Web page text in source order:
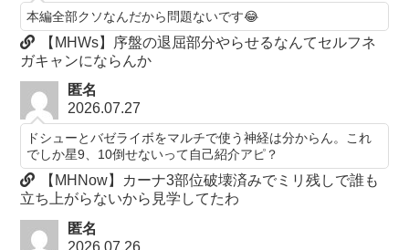
本編全部クソなんだから問題ないです😂
【MHWs】序盤の退屈部分やらせるなんてセルフネ
ガキャンにならんか
匿名
2026.07.27
ドシューとバゼライボをマルチで使う神経は分からん。これ
でしか星9、10倒せないって自己紹介アピ？
【MHNow】カーナ3部位破壊済みでミリ残しで誰も
立ち上がらないから見学してたわ
匿名
2026.07.26